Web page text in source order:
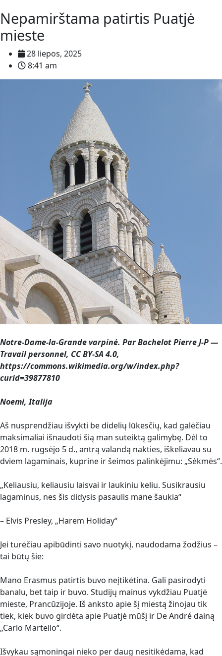
Nepamirštama patirtis Puatjė
mieste
28 liepos, 2025
8:41 am
Notre-Dame-la-Grande varpinė. Par Bachelot Pierre J-P —
Travail personnel, CC BY-SA 4.0,
https://commons.wikimedia.org/w/index.php?
curid=39877810
Noemi, Italija
Aš nusprendžiau išvykti be didelių lūkesčių, kad galėčiau
maksimaliai išnaudoti šią man suteiktą galimybę. Dėl to
2018 m. rugsėjo 5 d., antrą valandą nakties, iškeliavau su
dviem lagaminais, kuprine ir šeimos palinkėjimu: „Sėkmės“.
„Keliausiu, keliausiu laisvai ir laukiniu keliu. Susikrausiu
lagaminus, nes šis didysis pasaulis mane šaukia“
– Elvis Presley, „Harem Holiday“
Jei turėčiau apibūdinti savo nuotykį, naudodama žodžius –
tai būtų šie:
Mano Erasmus patirtis buvo neįtikėtina. Gali pasirodyti
banalu, bet taip ir buvo. Studijų mainus vykdžiau Puatjė
mieste, Prancūzijoje. Iš anksto apie šį miestą žinojau tik
tiek, kiek buvo girdėta apie Puatjė mūšį ir De André dainą
„Carlo Martello“.
Išvykau sąmoningai nieko per daug nesitikėdama, kad